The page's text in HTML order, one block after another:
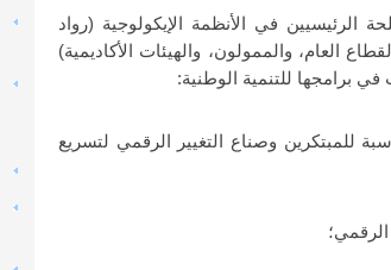
الرئيسيين في الأنظمة الإيكولوجية (رواد
العام، والممولون، والهيئات الأكاديمية)
في برامجها للتنمية الوطنية:
للمبتكرين وصناع التغيير الرقمي لتسريع